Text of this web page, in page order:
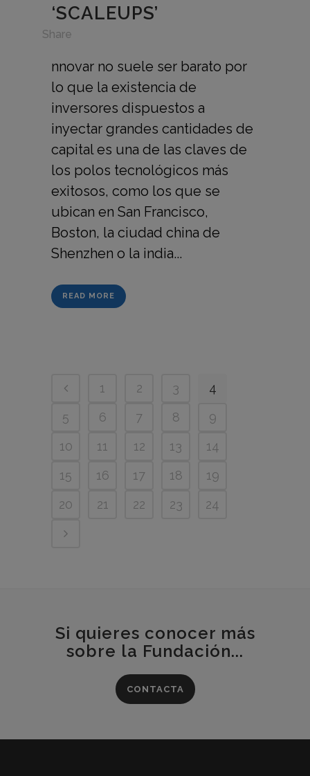
‘SCALEUPS’
Share
nnovar no suele ser barato por
lo que la existencia de
inversores dispuestos a
inyectar grandes cantidades de
capital es una de las claves de
los polos tecnológicos más
exitosos, como los que se
ubican en San Francisco,
Boston, la ciudad china de
Shenzhen o la india...
READ MORE
1 2 3
4
5
6 7 8
9
10
11 12 13
14
15
16 17 18
19
20
21 22 23 24
Si quieres conocer más
sobre la Fundación...
CONTACTA